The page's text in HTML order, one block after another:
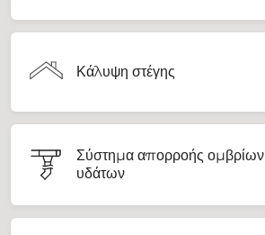
Κάλυψη στέγης
Σύστημα απορροής ομβρίων
υδάτων